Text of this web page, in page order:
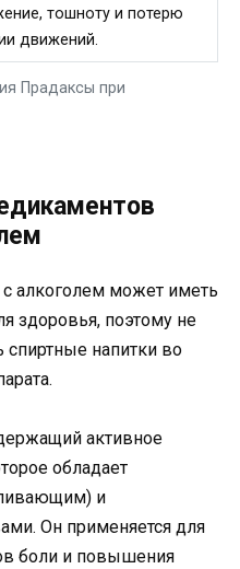
Прадаксы при
тошноту и потерю
движений.
алкоголем может иметь
здоровья, поэтому не
спиртные напитки во
активное
обладает
и
Он применяется для
боли и повышения